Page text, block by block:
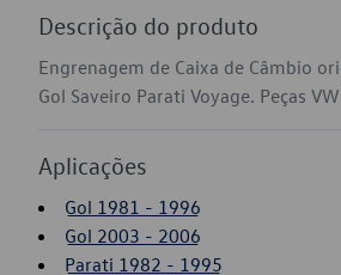
Descrição do produto
Engrenagem de Caixa de Câmbio
Gol Saveiro Parati Voyage. Peças
Aplicações
Gol 1981 - 1996
Gol 2003 - 2006
Parati 1982 - 1995